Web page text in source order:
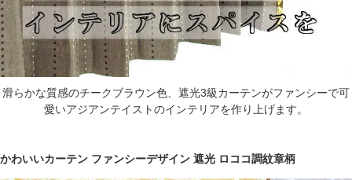
滑らかな質感のチークブラウン色、遮光3級カーテンがファンシーで可
愛いアジアンテイストのインテリアを作り上げます。
かわいいカーテン ファンシーデザイン 遮光 ロココ調紋章柄